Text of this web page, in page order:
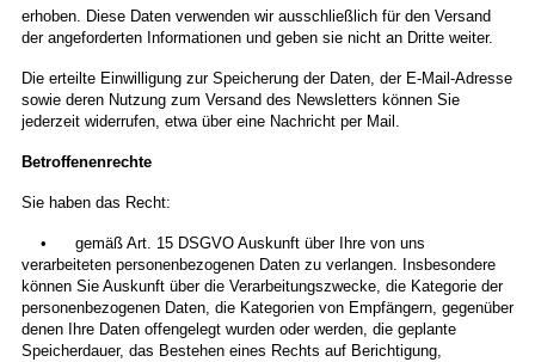
erhoben. Diese Daten verwenden wir ausschließlich für den Versand
der angeforderten Informationen und geben sie nicht an Dritte weiter.
Die erteilte Einwilligung zur Speicherung der Daten, der E-Mail-Adresse
sowie deren Nutzung zum Versand des Newsletters können Sie
jederzeit widerrufen, etwa über eine Nachricht per Mail.
Betroffenenrechte
Sie haben das Recht:
• gemäß Art. 15 DSGVO Auskunft über Ihre von uns
verarbeiteten personenbezogenen Daten zu verlangen. Insbesondere
können Sie Auskunft über die Verarbeitungszwecke, die Kategorie der
personenbezogenen Daten, die Kategorien von Empfängern, gegenüber
denen Ihre Daten offengelegt wurden oder werden, die geplante
Speicherdauer, das Bestehen eines Rechts auf Berichtigung,